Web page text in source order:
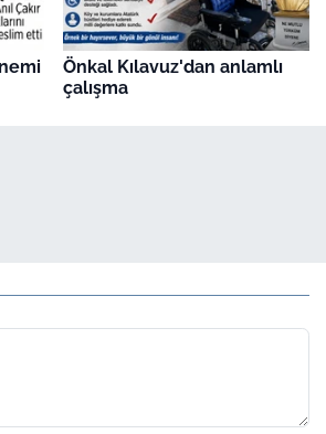
Önkal Kılavuz'dan anlamlı
çalışma